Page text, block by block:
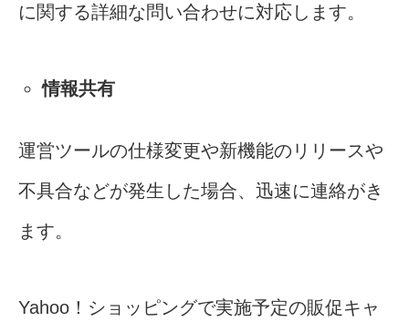
に関する詳細な問い合わせに対応します。
情報共有
運営ツールの仕様変更や新機能のリリースや
不具合などが発生した場合、迅速に連絡がき
ます。
Yahoo！ショッピングで実施予定の販促キャ